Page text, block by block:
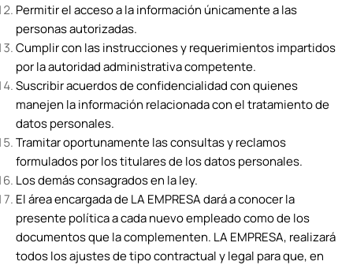
Permitir el acceso a la información únicamente a las
personas autorizadas.
Cumplir con las instrucciones y requerimientos impartidos
por la autoridad administrativa competente.
Suscribir acuerdos de confidencialidad con quienes
manejen la información relacionada con el tratamiento de
datos personales.
Tramitar oportunamente las consultas y reclamos
formulados por los titulares de los datos personales.
Los demás consagrados en la ley.
El área encargada de LA EMPRESA dará a conocer la
presente política a cada nuevo empleado como de los
documentos que la complementen. LA EMPRESA, realizará
todos los ajustes de tipo contractual y legal para que, en